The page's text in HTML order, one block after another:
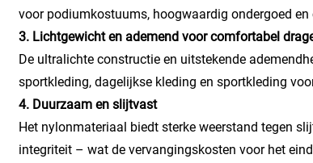
voor podiumkostuums, hoogwaardig ondergoed
3. Lichtgewicht en ademend voor comfortabel
De ultralichte constructie en uitstekende
sportkleding, dagelijkse kleding en sportkleding
4. Duurzaam en slijtvast
Het nylonmateriaal biedt sterke weerstand tegen
integriteit – wat de vervangingskosten voor het